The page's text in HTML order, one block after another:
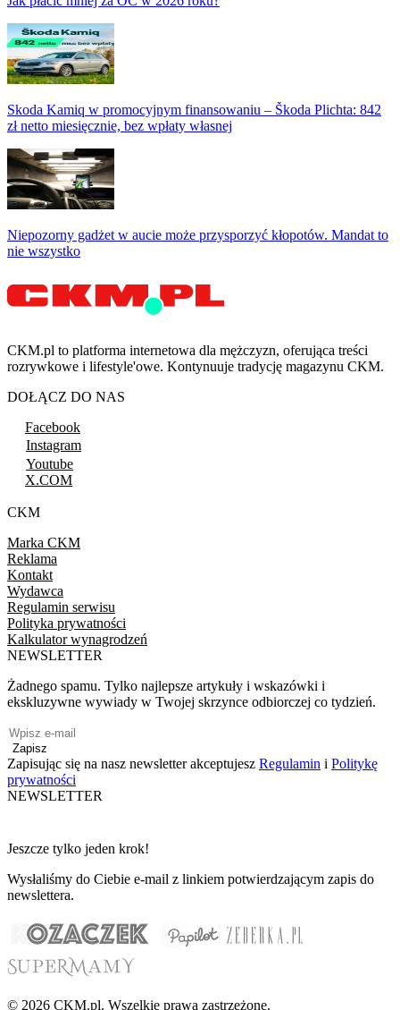
Skoda Kamiq w promocyjnym finansowaniu – Škoda Plichta: 842
zł netto miesięcznie, bez wpłaty własnej
Niepozorny gadżet w aucie może przysporzyć kłopotów. Mandat to
nie wszystko
CKM.pl to platforma internetowa dla mężczyzn, oferująca treści
rozrywkowe i lifestyle'owe. Kontynuuje tradycję magazynu CKM.
DOŁĄCZ DO NAS
Facebook
Instagram
Youtube
X.COM
CKM
Marka CKM
Reklama
Kontakt
Wydawca
Regulamin serwisu
Polityka prywatności
Kalkulator wynagrodzeń
NEWSLETTER
Żadnego spamu. Tylko najlepsze artykuły i wskazówki i
ekskluzywne wywiady w Twojej skrzynce odbiorczej co tydzień.
Zapisz
Zapisując się na nasz newsletter akceptujesz Regulamin i Politykę
prywatności
NEWSLETTER
Jeszcze tylko jeden krok!
Wysłaliśmy do Ciebie e-mail z linkiem potwierdzającym zapis do
newslettera.
© 2026 CKM.pl. Wszelkie prawa zastrzeżone.